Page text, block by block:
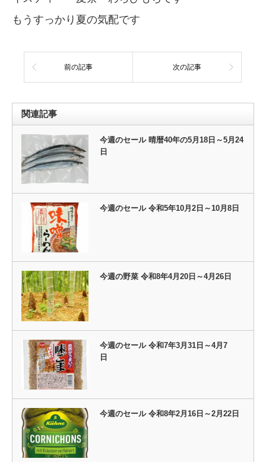
もうすっかり夏の気配です
前の記事 次の記事
関連記事
今週のセール 晴暦40年の5月18日～5月24
日
今週のセール 令和5年10月2日～10月8日
今週の野菜 令和8年4月20日～4月26日
今週のセール 令和7年3月31日～4月7
日
今週のセール 令和8年2月16日～2月22日